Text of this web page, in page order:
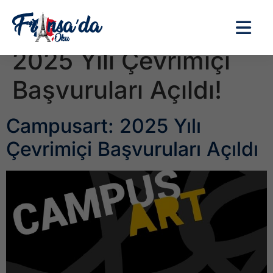
Etiket:Campusart:
2025 Yılı Çevrimiçi
Başvuruları Açıldı!
Campusart: 2025 Yılı
Çevrimiçi Başvuruları Açıldı